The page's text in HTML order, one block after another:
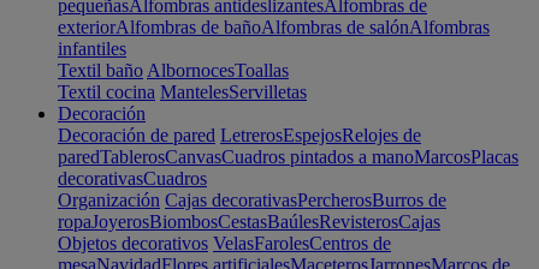
pequeñasAlfombras antideslizantesAlfombras de
exteriorAlfombras de bañoAlfombras de salónAlfombras
infantiles
Textil baño AlbornocesToallas
Textil cocina MantelesServilletas
Decoración
Decoración de pared LetrerosEspejosRelojes de
paredTablerosCanvasCuadros pintados a manoMarcosPlacas
decorativasCuadros
Organización Cajas decorativasPercherosBurros de
ropaJoyerosBiombosCestasBaúlesRevisterosCajas
Objetos decorativos VelasFarolesCentros de
mesaNavidadFlores artificialesMaceterosJarronesMarcos de